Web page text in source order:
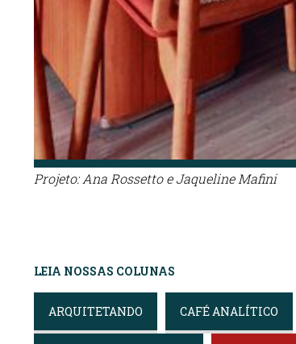
Projeto: Ana Rossetto e Jaqueline Mafini
LEIA NOSSAS COLUNAS
ARQUITETANDO CAFÉ ANALÍTICO